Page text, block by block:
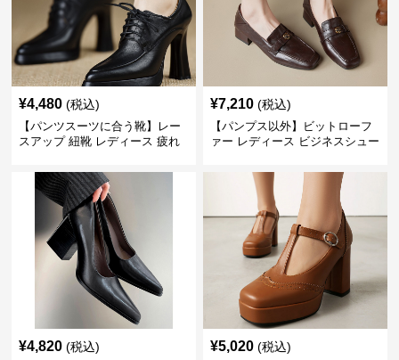
¥4,480 (税込)
【パンツスーツに合う靴】レー
スアップ 紐靴 レディース 疲れ
ビジネスシューズ
¥7,210 (税込)
【パンプス以外】ビットローフ
ァー レディース ビジネスシュー
トゥ 疲れない スーツ
¥4,820 (税込) ¥5,020 (税込)